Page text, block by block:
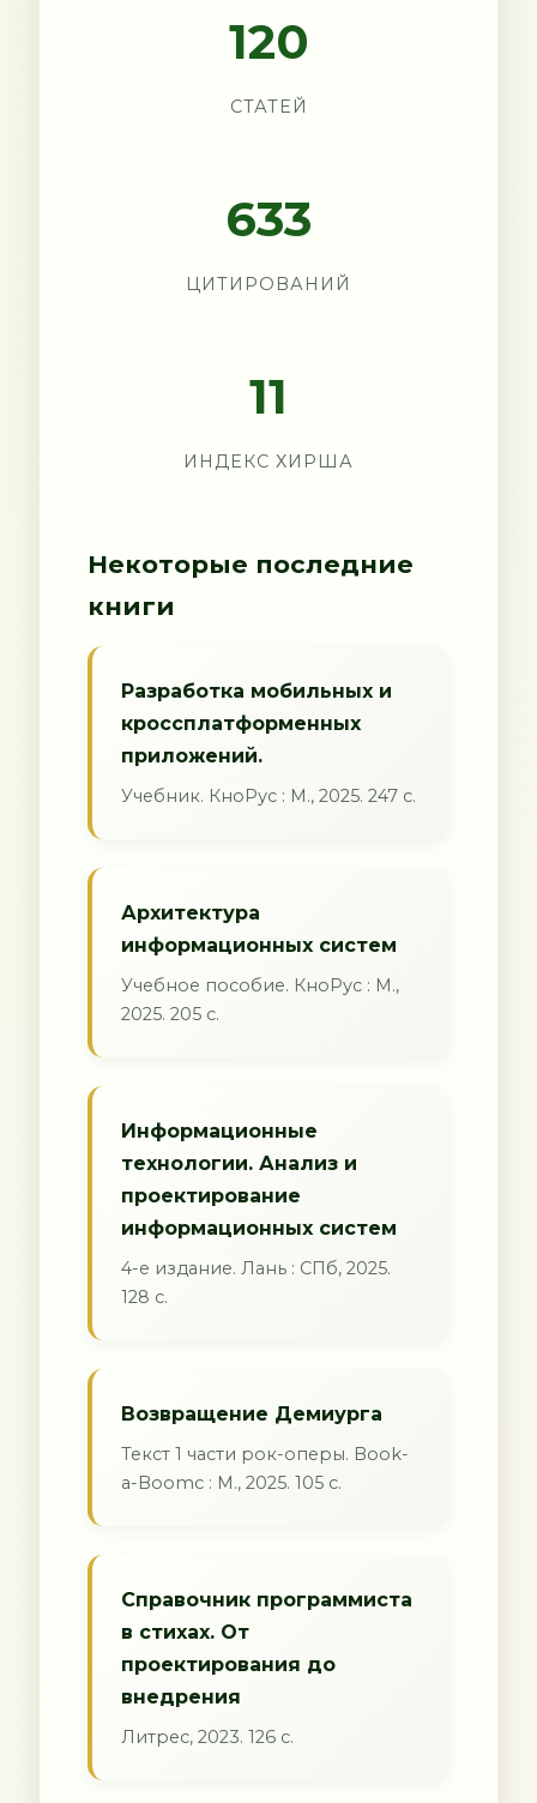
120
СТАТЕЙ
633
ЦИТИРОВАНИЙ
11
ИНДЕКС ХИРША
Некоторые последние
книги
Разработка мобильных и
кроссплатформенных
приложений.
Учебник. КноРус : М., 2025. 247 с.
Архитектура
информационных систем
Учебное пособие. КноРус : М.,
2025. 205 с.
Информационные
технологии. Анализ и
проектирование
информационных систем
4-е издание. Лань : СПб, 2025.
128 с.
Возвращение Демиурга
Текст 1 части рок-оперы. Book-
a-Boomс : М., 2025. 105 с.
Справочник программиста
в стихах. От
проектирования до
внедрения
Литрес, 2023. 126 с.